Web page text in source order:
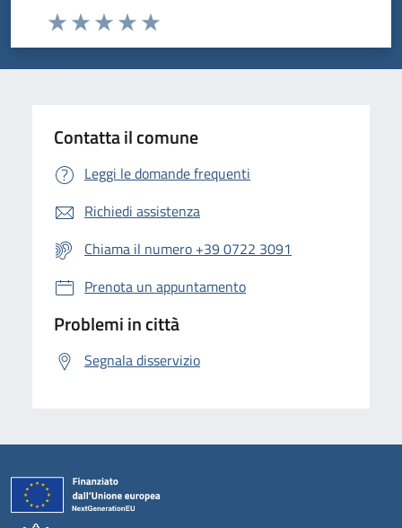
Valuta da 1 a 5 stelle la pagina
Valuta 5 stelle su 5
Valuta 4 stelle su 5
Valuta 3 stelle su 5
Valuta 2 stelle su 5
Valuta 1 stelle su 5
Contatta il comune
Leggi le domande frequenti
Richiedi assistenza
Chiama il numero +39 0722 3091
Prenota un appuntamento
Problemi in città
Segnala disservizio